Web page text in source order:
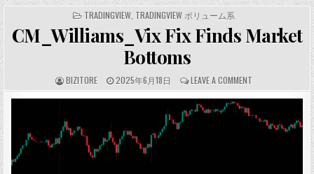
POSTED
IN
TRADINGVIEW, TRADINGVIEW ボリューム系
CM_Williams_Vix Fix Finds Market
Bottoms
A
U
T
R
:
BIZITORE P
U
B
E
D
D
A
2025年6月18日 C
O
M
E
N
LEAVE A COMMENT